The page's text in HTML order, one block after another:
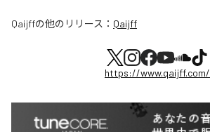
Qaijffの他のリリース： Qaijff
https://www.qaijff.com/